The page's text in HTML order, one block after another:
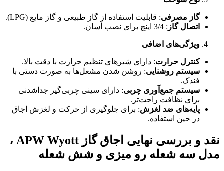
گاز مصرفی: قابلیت استفاده از گاز طبیعی و گاز مایع (LPG).
اتصال گاز : 3/4 اینچ برای نصب آسان.
ویژگی‌های اضافی
کنترل حرارت: دارای شیرهای تنظیم حرارت با دقت بالا.
سیستم روشنایی: روشن شدن مشعل‌ها به صورت دستی با
فندک.
سیستم جمع‌آوری چربی: دارای سینی چربی‌گیر جداشدنی
برای نظافت راحت‌تر.
پایه‌های ضد لغزش: برای جلوگیری از حرکت و لغزش اجاق
در حین استفاده.
نقد و بررسی نهایی اجاق گاز APW Wyott ،
مدل سه شعله رو میزی و شش شعله